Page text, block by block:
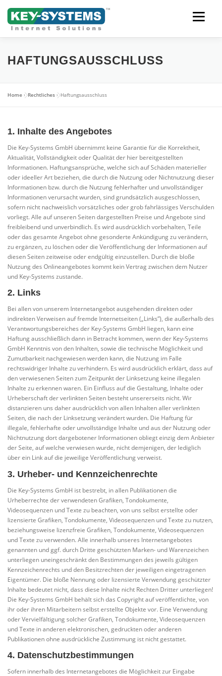
content
HAFTUNGSAUSSCHLUSS
Home »Rechtliches »Haftungsausschluss
1. Inhalte des Angebotes
Die Key-Systems GmbH übernimmt keine Garantie für die Korrektheit,
Aktualität, Vollständigkeit oder Qualität der hier bereitgestellten
Informationen. Haftungsansprüche, welche sich auf Schäden materieller
oder ideeller Art beziehen, die durch die Nutzung oder Nichtnutzung dieser
Informationen bzw. durch die Nutzung fehlerhafter und unvollständiger
Informationen verursacht wurden, sind grundsätzlich ausgeschlossen,
sofern nicht nachweislich vorsätzliches oder grob fahrlässiges Verschulden
vorliegt. Alle auf unseren Seiten dargestellten Preise und Angebote sind
freibleibend und unverbindlich. Es wird ausdrücklich vorbehalten, Teile
oder das gesamte Angebot ohne gesonderte Ankündigung zu verändern,
zu ergänzen, zu löschen oder die Veröffentlichung der Informationen auf
diesen Seiten zeitweise oder endgültig einzustellen. Durch die bloße
Nutzung des Onlineangebotes kommt kein Vertrag zwischen dem Nutzer
und Key-Systems zustande.
2. Links
Bei allen von unserem Internetangebot ausgehenden direkten oder
indirekten Verweisen auf fremde Internetseiten („Links”), die außerhalb des
Verantwortungsbereiches der Key-Systems GmbH liegen, kann eine
Haftung ausschließlich dann in Betracht kommen, wenn der Key-Systems
GmbH Kenntnis von den Inhalten, sowie die technische Möglichkeit und
Zumutbarkeit nachgewiesen werden kann, die Nutzung im Falle
rechtswidriger Inhalte zu verhindern. Es wird ausdrücklich erklärt, dass auf
den verwiesenen Seiten zum Zeitpunkt der Linksetzung keine illegalen
Inhalte zu erkennen waren. Ein Einfluss auf die Gestaltung, Inhalte oder
Urheberschaft der verlinkten Seiten besteht unsererseits nicht. Wir
distanzieren uns daher ausdrücklich von allen Inhalten aller verlinkten
Seiten, die nach der Linksetzung verändert wurden. Die Haftung für
illegale, fehlerhafte oder unvollständige Inhalte und aus der Nutzung oder
Nichtnutzung dort dargebotener Informationen obliegt einzig dem Anbieter
der Seite, auf welche verwiesen wurde, nicht demjenigen, der lediglich
über ein Link auf die jeweilige Veröffentlichung verweist.
3. Urheber- und Kennzeichenrechte
Die Key-Systems GmbH ist bestrebt, in allen Publikationen die
Urheberrechte der verwendeten Grafiken, Tondokumente,
Videosequenzen und Texte zu beachten, von uns selbst erstellte oder
lizensierte Grafiken, Tondokumente, Videosequenzen und Texte zu nutzen,
beziehungsweise lizenzfreie Grafiken, Tondokumente, Videosequenzen
und Texte zu verwenden. Alle innerhalb unseres Internetangebotes
genannten und ggf. durch Dritte geschützten Marken- und Warenzeichen
unterliegen uneingeschränkt den Bestimmungen des jeweils gültigen
Kennzeichenrechts und den Besitzrechten der jeweiligen eingetragenen
Eigentümer. Die bloße Nennung oder lizensierte Verwendung geschützter
Inhalte bedeutet nicht, dass diese Inhalte nicht Rechten Dritter unterliegen!
Die Key-Systems GmbH behält sich das Copyright auf veröffentlichte, von
ihr oder ihren Mitarbeitern selbst erstellte Objekte vor. Eine Verwendung
oder Vervielfältigung solcher Grafiken, Tondokumente, Videosequenzen
und Texte in anderen elektronischen, gedruckten oder anderen
Publikationen ohne ausdrückliche Zustimmung ist nicht gestattet.
4. Datenschutzbestimmungen
Sofern innerhalb des Internetangebotes die Möglichkeit zur Eingabe